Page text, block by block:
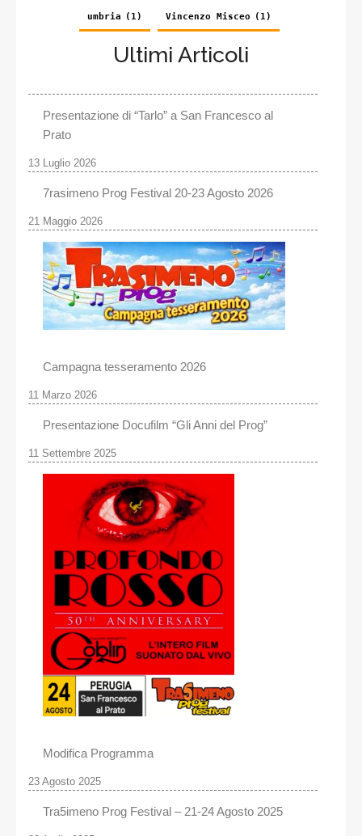
umbria (1) Vincenzo Misceo (1)
Ultimi Articoli
Presentazione di “Tarlo” a San Francesco al
Prato
13 Luglio 2026
7rasimeno Prog Festival 20-23 Agosto 2026
21 Maggio 2026
Campagna tesseramento 2026
11 Marzo 2026
Presentazione Docufilm “Gli Anni del Prog”
11 Settembre 2025
Modifica Programma
23 Agosto 2025
Tra5imeno Prog Festival – 21-24 Agosto 2025